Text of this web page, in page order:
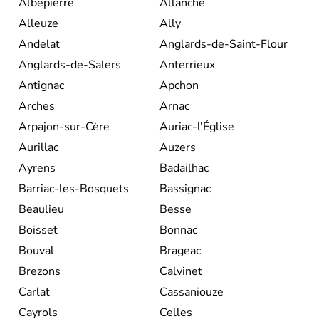
Alleuze
Ally
Andelat
Anglards-de-Saint-Flour
Anglards-de-Salers
Anterrieux
Antignac
Apchon
Arches
Arnac
Arpajon-sur-Cère
Auriac-l'Église
Aurillac
Auzers
Ayrens
Badailhac
Barriac-les-Bosquets
Bassignac
Beaulieu
Besse
Boisset
Bonnac
Bouval
Brageac
Brezons
Calvinet
Carlat
Cassaniouze
Cayrols
Celles